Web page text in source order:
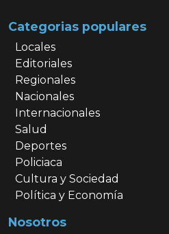
Categorias populares
Locales
Editoriales
Regionales
Nacionales
Internacionales
Salud
Deportes
Policiaca
Cultura y Sociedad
Política y Economía
Nosotros